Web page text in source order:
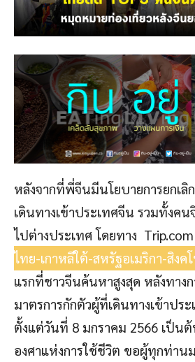
หลังจากที่พี่จีนมีนโยบายการยกเลิ
เดินทางเข้าประเทศจีน รวมทั้งค
ไปต่างประเทศ โดยทาง
ไทย-เกาหลีใต้-สหรัฐอเมริกา-สิงค
แรกที่ชาวจีนค้นหาสูงสุด หลังทาง
มาตรการกักตัวผู้ที่เดินทางเข้าปร
ตั้งแต่วันที่ 8 มกราคม 2566 เป็น
องศาแห่งการใช้ชีวิต ขอผู้ทุกท่าน